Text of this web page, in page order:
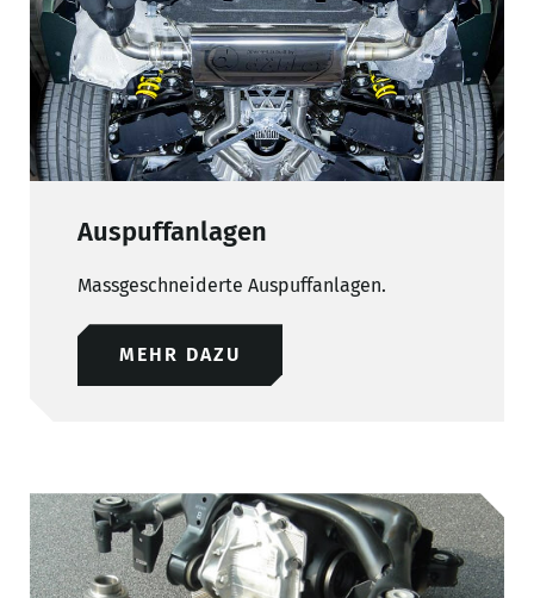
Auspuffanlagen
Massgeschneiderte Auspuffanlagen.
MEHR DAZU